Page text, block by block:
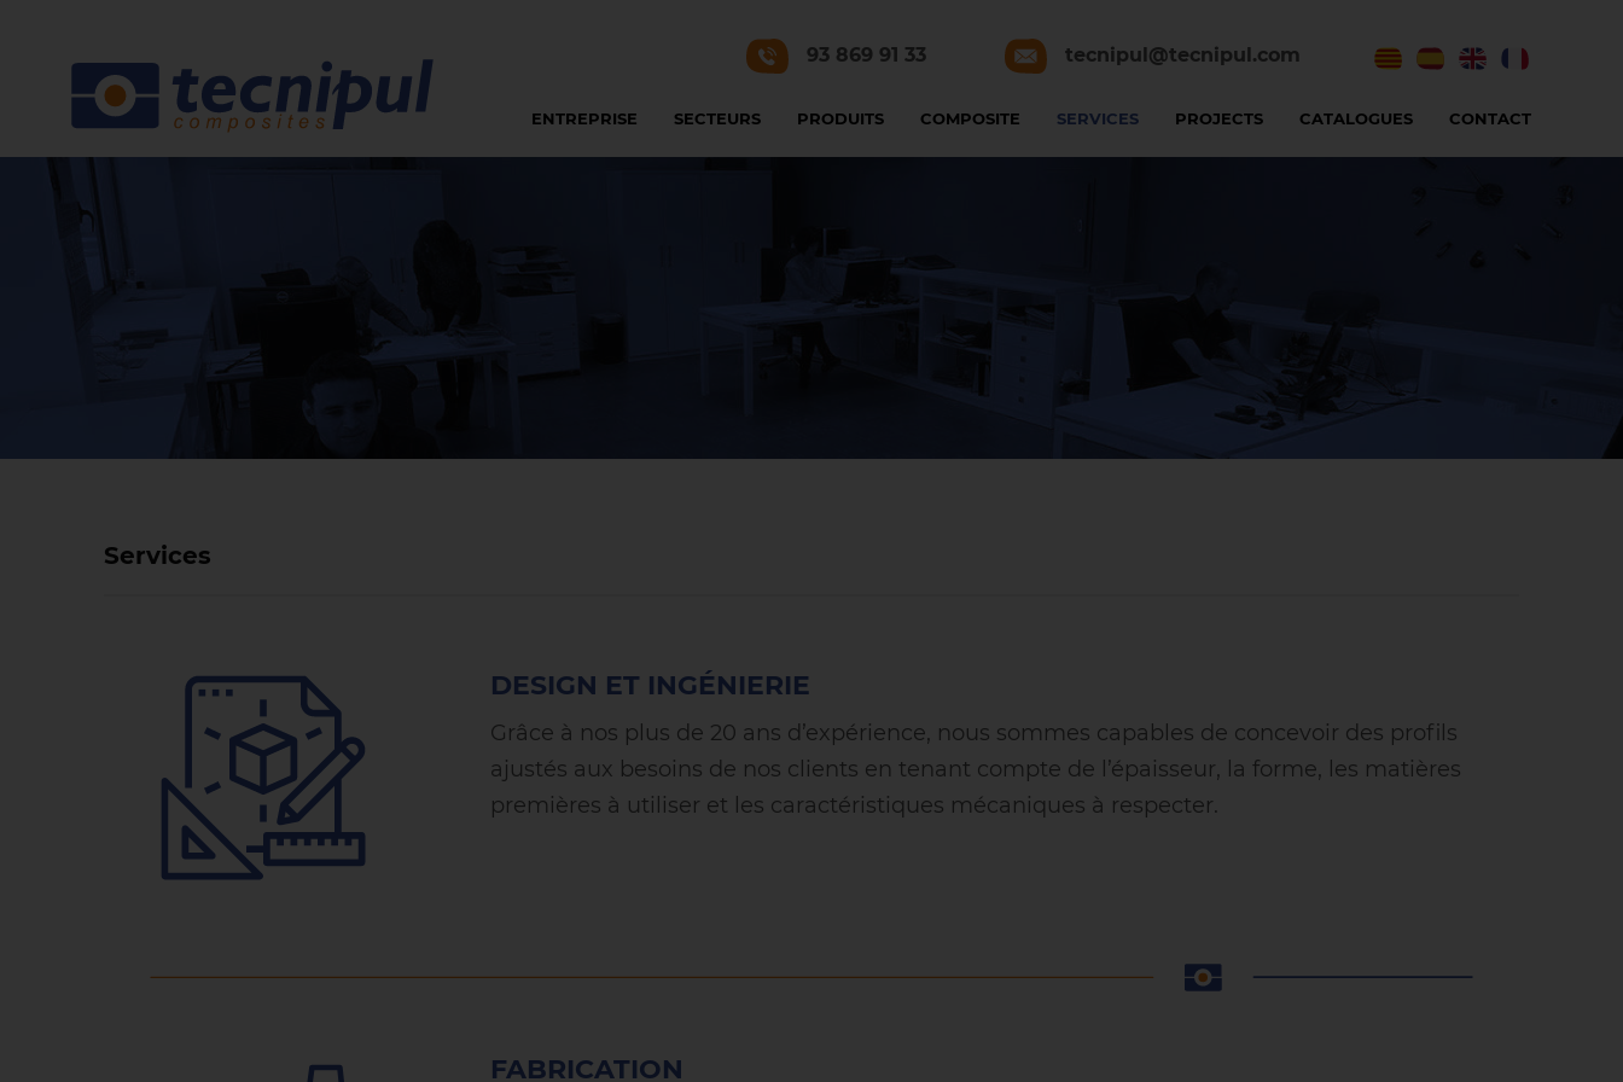
93 869 91 33 tecnipul@tecnipul.com
ENTREPRISE SECTEURS PRODUITS COMPOSITE SERVICES PROJECTS CATALOGUES CONTACT
Services
DESIGN ET INGÉNIERIE
Grâce à nos plus de 20 ans d’expérience, nous sommes capables de concevoir des profils
ajustés aux besoins de nos clients en tenant compte de l’épaisseur, la forme, les matières
premières à utiliser et les caractéristiques mécaniques à respecter.
FABRICATION